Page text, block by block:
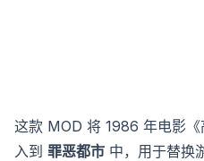
这款 MOD 将 1986 年电影《
入到 罪恶都市 中，用于替换